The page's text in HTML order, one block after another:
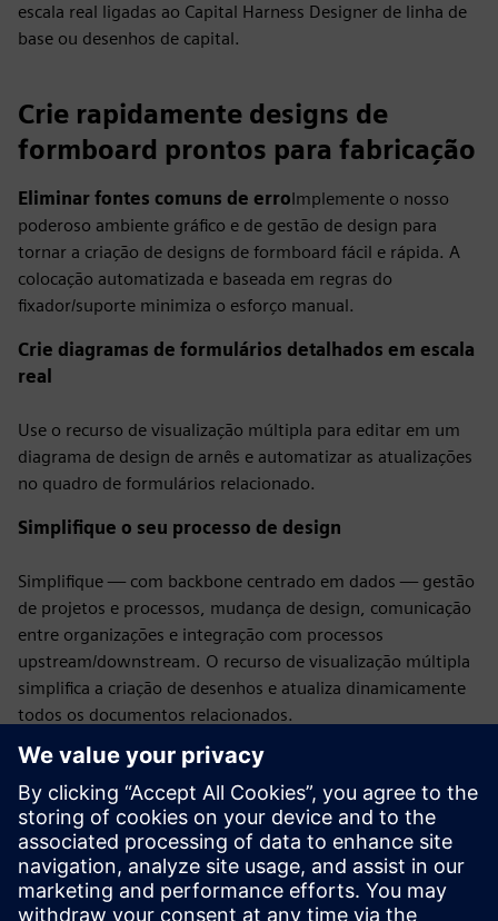
escala real ligadas ao Capital Harness Designer de linha de
base ou desenhos de capital.
Crie rapidamente designs de
formboard prontos para fabricação
Eliminar fontes comuns de erroImplemente o nosso
poderoso ambiente gráfico e de gestão de design para
tornar a criação de designs de formboard fácil e rápida. A
colocação automatizada e baseada em regras do
fixador/suporte minimiza o esforço manual.
Crie diagramas de formulários detalhados em escala
real
Use o recurso de visualização múltipla para editar em um
diagrama de design de arnês e automatizar as atualizações
no quadro de formulários relacionado.
Simplifique o seu processo de design
Simplifique — com backbone centrado em dados — gestão
de projetos e processos, mudança de design, comunicação
entre organizações e integração com processos
upstream/downstream. O recurso de visualização múltipla
simplifica a criação de desenhos e atualiza dinamicamente
todos os documentos relacionados.
Poupe tempo e esforçoManipular pacotes para ajudar a
reduzir o tempo necessário para criar layouts complexos de
formboard. Identifique problemas e imponha as melhores
práticas com verificações automatizadas de regras de
design. As instalações de gestão de dados simplificam a
gestão de revisões e eliminam os erros de transcrição